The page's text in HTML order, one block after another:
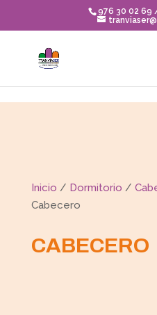
976 30 02 69
Inicio / Dormitorio /
Cabecero
CABECERO